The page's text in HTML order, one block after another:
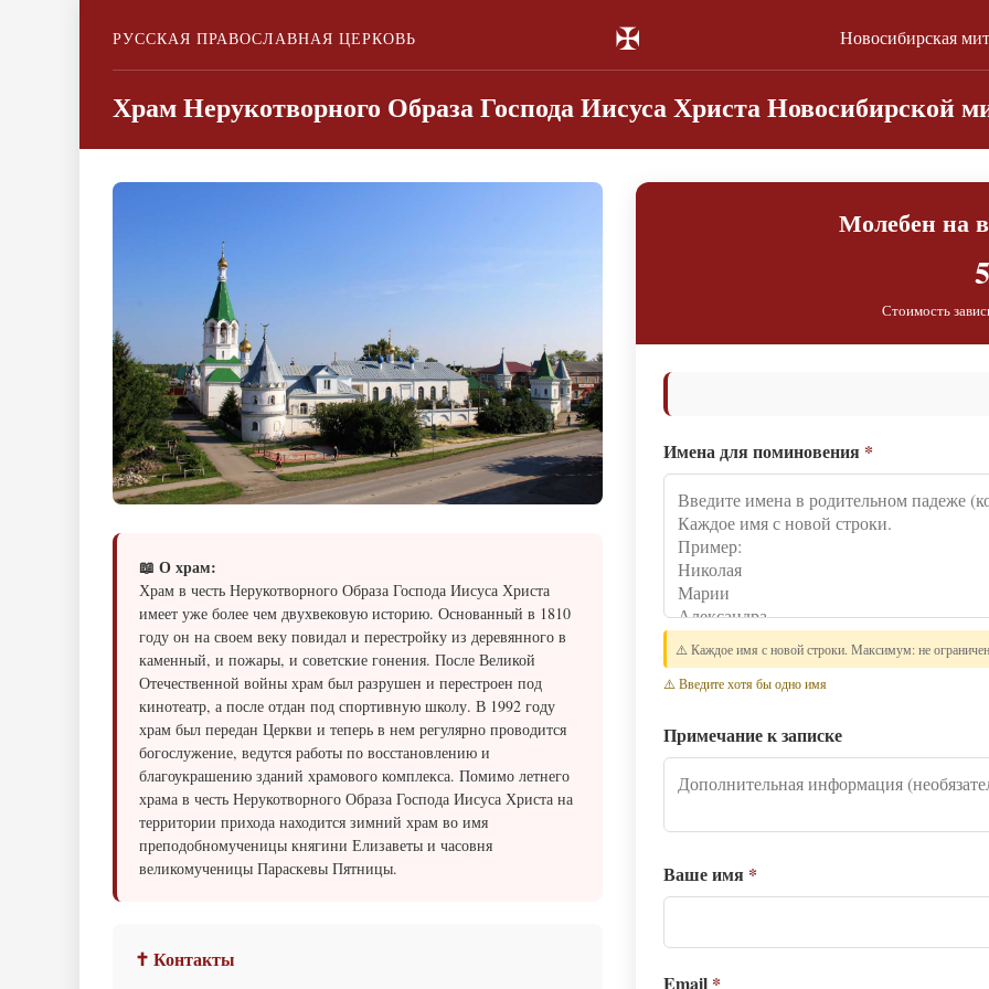
РУССКАЯ ПРАВОСЛАВНАЯ ЦЕРКОВЬ ✠ Новосибирская
Храм Нерукотворного Образа Господа Иисуса Христа Новосибирской
📖 О храм:
Храм в честь Нерукотворного Образа Господа Иисуса Христа
имеет уже более чем двухвековую историю. Основанный в 1810
году он на своем веку повидал и перестройку из деревянного в
каменный, и пожары, и советские гонения. После Великой
Отечественной войны храм был разрушен и перестроен под
кинотеатр, а после отдан под спортивную школу. В 1992 году
храм был передан Церкви и теперь в нем регулярно проводится
богослужение, ведутся работы по восстановлению и
благоукрашению зданий храмового комплекса. Помимо летнего
храма в честь Нерукотворного Образа Господа Иисуса Христа на
территории прихода находится зимний храм во имя
преподобномученицы княгини Елизаветы и часовня
великомученицы Параскевы Пятницы.
✝ Контакты
Молебен на
Стоимость
Имена для поминовения *
⚠️ Каждое имя с новой строки. Максимум: не
⚠️ Введите хотя бы одно имя
Примечание к записке
Ваше имя *
Email *